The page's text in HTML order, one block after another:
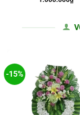
-15%